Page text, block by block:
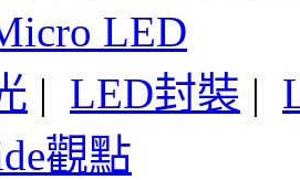
LED
| LED封裝 |
觀點